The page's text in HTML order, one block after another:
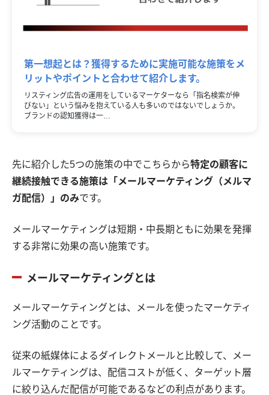
第一想起とは？獲得するために実施可能な施策をメ
リットやポイントと合わせて紹介します。
リスティング広告の運用をしているマーケターなら「指名検索が伸
びない」という悩みを抱えている人も多いのではないでしょうか。
ブランドの認知獲得は一…
先に紹介した5つの施策の中でこちらから特定の顧客に
継続接触できる施策は「メールマーケティング（メルマ
ガ配信）」のみです。
メールマーケティングは短期・中長期ともに効果を発揮
する非常に効果の高い施策です。
メールマーケティングとは
メールマーケティングとは、メールを使ったマーケティ
ング活動のことです。
従来の紙媒体によるダイレクトメールと比較して、メー
ルマーケティングは、配信コストが低く、ターゲット層
に絞り込んだ配信が可能であるなどの利点があります。